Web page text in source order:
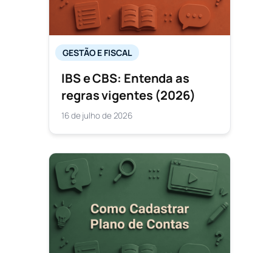
GESTÃO E FISCAL
IBS e CBS: Entenda as
regras vigentes (2026)
16 de julho de 2026